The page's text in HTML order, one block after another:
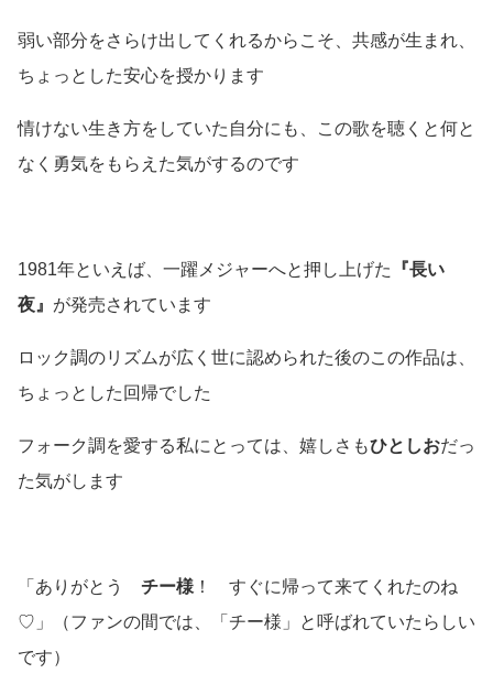
弱い部分をさらけ出してくれるからこそ、共感が生まれ、
ちょっとした安心を授かります
情けない生き方をしていた自分にも、この歌を聴くと何と
なく勇気をもらえた気がするのです
1981年といえば、一躍メジャーへと押し上げた
『長い
夜』 が発売されています
ロック調のリズムが広く世に認められた後のこの作品は、
ちょっとした回帰でした
フォーク調を愛する私にとっては、嬉しさもひとしおだっ
た気がします
「ありがとう チー様 ！ すぐに帰って来てくれたのね
♡」
（ファンの間では、「チー様」と呼ばれていたらしい
です）